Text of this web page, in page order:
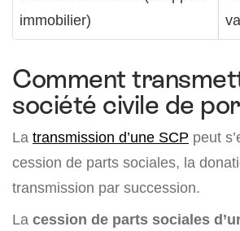
immobilier)
Comment
société civile de
La transmission d’une SCP peut
cession de parts sociales, la
transmission par succession.
La cession de parts sociales